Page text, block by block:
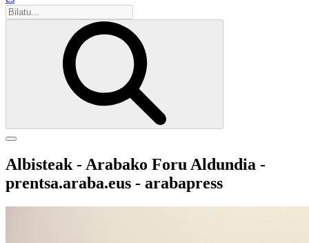
Albisteak - Arabako Foru Aldundia -
prentsa.araba.eus - arabapress